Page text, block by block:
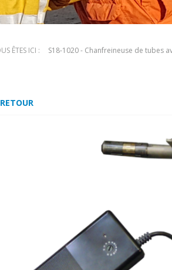
S18-1020 - Chanfreineuse de tubes
RETOUR